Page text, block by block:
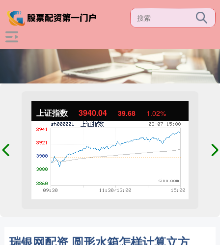
上证指数 3940.04 39.68 1.02%
瑞银网配资 圆形水箱怎样计算立方